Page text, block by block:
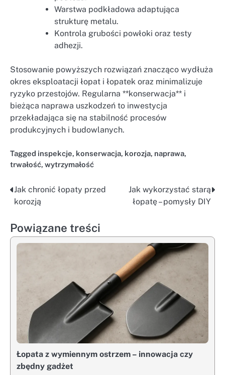
Warstwa podkładowa adaptująca
strukturę metalu.
Kontrola grubości powłoki oraz testy
adhezji.
Stosowanie powyższych rozwiązań znacząco wydłuża
okres eksploatacji łopat i łopatek oraz minimalizuje
ryzyko przestojów. Regularna **konserwacja** i
bieżąca naprawa uszkodzeń to inwestycja
przekładająca się na stabilność procesów
produkcyjnych i budowlanych.
Tagged inspekcje, konserwacja, korozja, naprawa,
trwałość, wytrzymałość
Nawigacja
wpisu
Jak chronić łopaty przed
korozją
Jak wykorzystać starą
łopatę – pomysły DIY
Powiązane treści
Łopata z wymiennym ostrzem – innowacja czy
zbędny gadżet